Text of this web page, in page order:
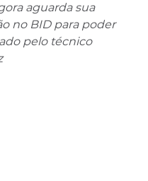
aguarda sua
no BID para poder
pelo técnico